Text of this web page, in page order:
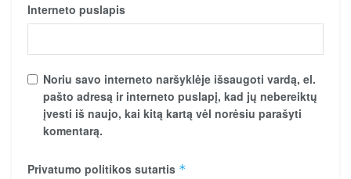
Interneto puslapis
Noriu savo interneto naršyklėje išsaugoti vardą, el.
pašto adresą ir interneto puslapį, kad jų nebereiktų
įvesti iš naujo, kai kitą kartą vėl norėsiu parašyti
komentarą.
Privatumo politikos sutartis *